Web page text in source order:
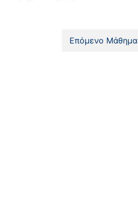
Επόμενο Μάθημα